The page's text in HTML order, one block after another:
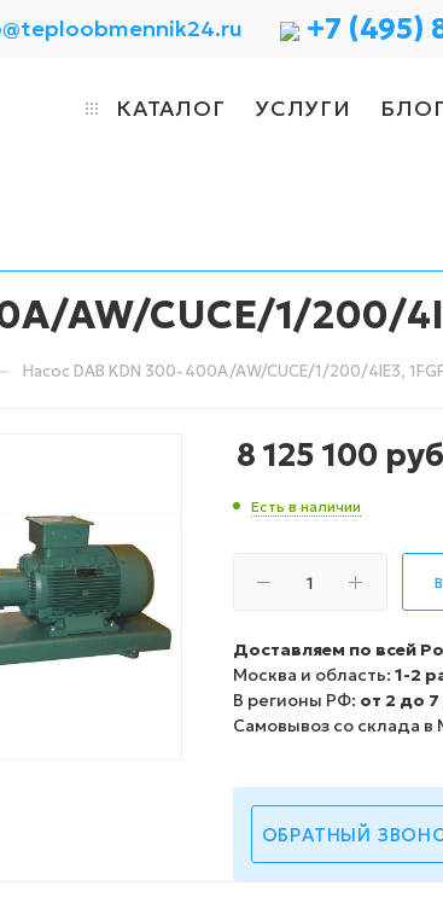
+7 (495)
КАТАЛОГ УСЛУГИ БЛОГ
AW/CUCE/1/200/
Насос DAB KDN 300-400A/AW/CUCE/1/200/4IE3,
8 125 100
Есть в наличии
Доставляем по всей
Москва и область: 1-2
В регионы РФ: от 2 до
Самовывоз со склада в
ОБРАТНЫЙ